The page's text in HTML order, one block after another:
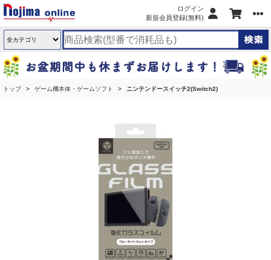
ログイン
新規会員登録(無料)
トップ ゲーム機本体・ゲームソフト ニンテンドースイッチ2(Switch2)